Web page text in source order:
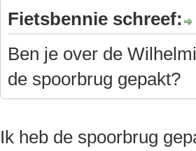
Fietsbennie schreef:
Ben je over de
de spoorbrug gepakt?
Ik heb de spoorbrug